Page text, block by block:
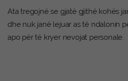
Ata tregojnë se gjatë gjithë kohës
dhe nuk janë lejuar as të ndalonin
apo për të kryer nevojat personale.